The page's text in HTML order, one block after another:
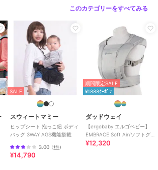
にスペーサーが来る位置に調整します。
籠に入れ、ケーブルをつなぎます。
OFFスイッチにてH（強）またはL（弱）でお好
ください。
薬品などのつきやすい場所では使用しない
障などの原因になります。
薬品を付着させたりしない
障などの原因になります。
態で長時間使用しない
衣服に色移りする可能性があります。
ねたり重いものを載せたりしない
す。
無理に挿し込まない
このカテゴリーをすべてみる
SALE
スウィートマミー
ヒップシート 抱っこ紐 ボディ
バッグ 3WAY AGS機能搭載
3.00 （1件）
¥14,790
期間限定SALE
¥1888ｸｰﾎﾟﾝ
ダッドウェイ
【ergobaby エルゴベビー】
EMBRACE Soft Air/ソフトグレ
ー
¥12,320